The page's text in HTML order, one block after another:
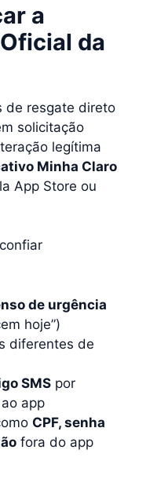
a
da
de resgate direto
solicitação
legítima
Minha Claro
App Store ou
de urgência
hoje”)
diferentes de
SMS por
app
CPF, senha
fora do app